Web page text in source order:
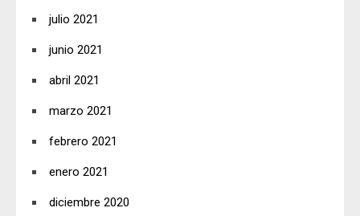
julio 2021
junio 2021
abril 2021
marzo 2021
febrero 2021
enero 2021
diciembre 2020